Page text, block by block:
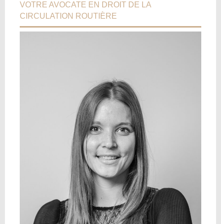
VOTRE AVOCATE EN DROIT DE LA
CIRCULATION ROUTIÈRE